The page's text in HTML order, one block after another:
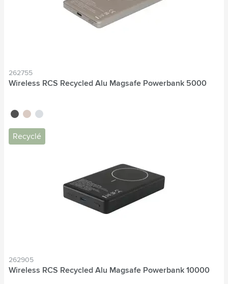
262755
Wireless RCS Recycled Alu Magsafe Powerbank 5000
noir titanebleu nordique
Recyclé
262905
Wireless RCS Recycled Alu Magsafe Powerbank 10000